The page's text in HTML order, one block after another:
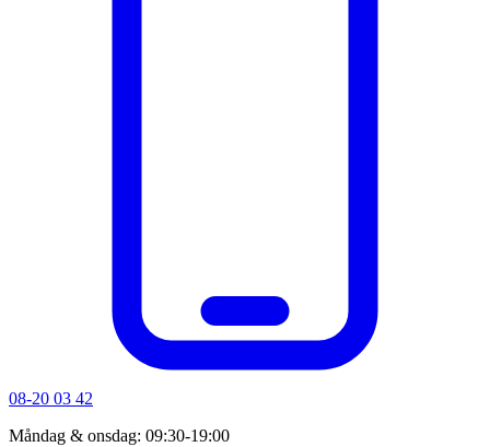
08-20 03 42
Måndag & onsdag: 09:30-19:00